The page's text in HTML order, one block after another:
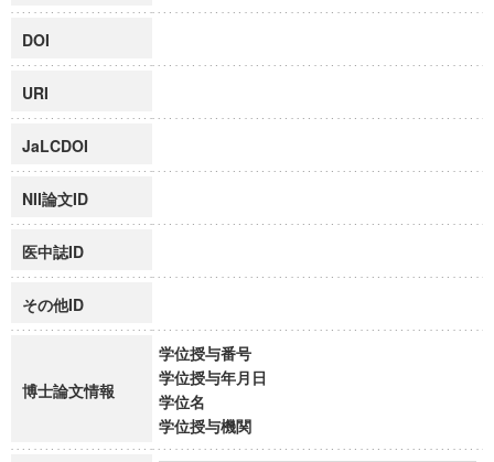
DOI
URI
JaLCDOI
NII論文ID
医中誌ID
その他ID
博士論文情報
学位授与番号
学位授与年月日
学位名
学位授与機関